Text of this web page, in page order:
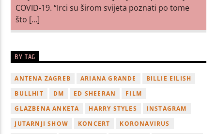
COVID-19. “Irci su širom svijeta poznati po tome
što […]
BY TAG
ANTENA ZAGREB ARIANA GRANDE
BILLIE EILISH
BULLHIT
DM ED SHEERAN
FILM
GLAZBENA ANKETA
HARRY STYLES
INSTAGRAM
JUTARNJI SHOW
KONCERT
KORONAVIRUS